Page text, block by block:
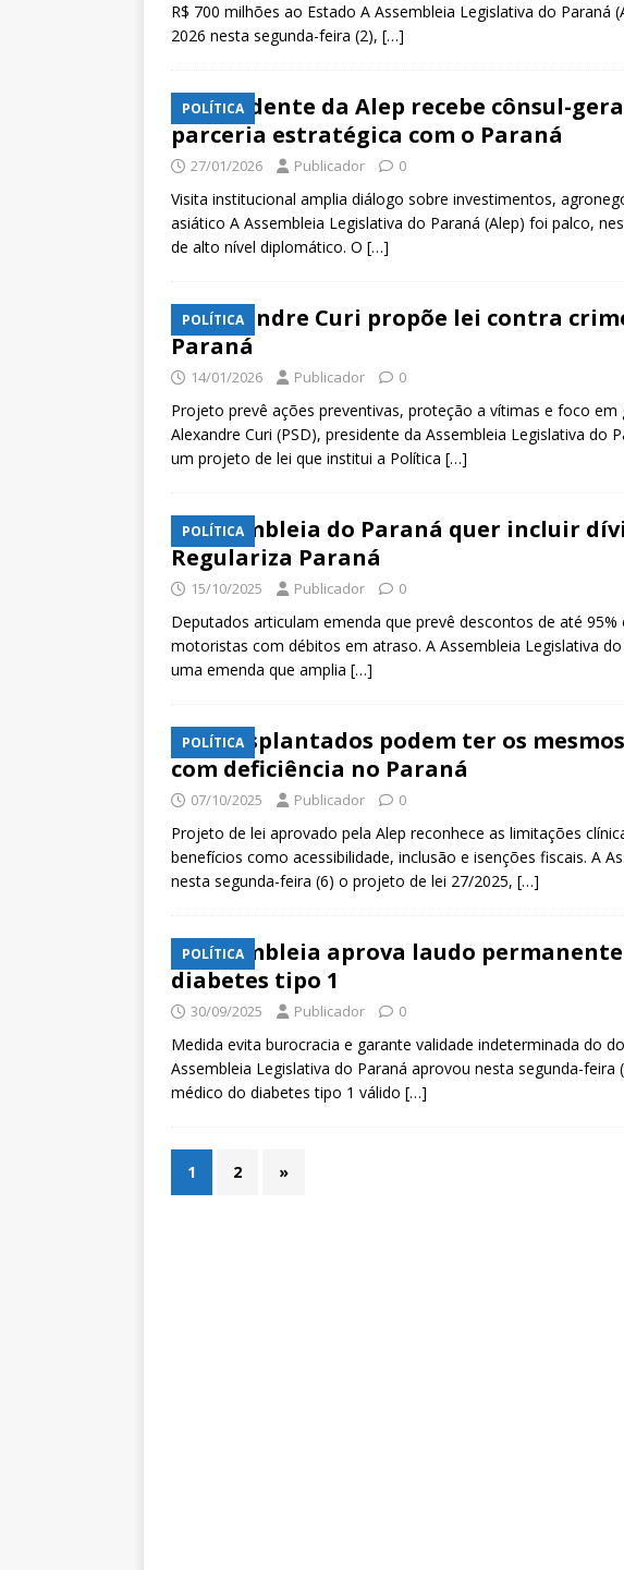
R$ 700 milhões ao Estado A Assembleia Legislativa do Paraná
2026 nesta segunda-feira (2), […]
POLÍTICA
Presidente da Alep recebe cônsul-
parceria estratégica com o Paraná
27/01/2026 Publicador 0
Visita institucional amplia diálogo sobre investimentos,
asiático A Assembleia Legislativa do Paraná (Alep) foi palco,
de alto nível diplomático. O […]
POLÍTICA
Alexandre Curi propõe lei contra
Paraná
14/01/2026 Publicador 0
Projeto prevê ações preventivas, proteção a vítimas e foco em
Alexandre Curi (PSD), presidente da Assembleia Legislativa do
um projeto de lei que institui a Política […]
POLÍTICA
Assembleia do Paraná quer incluir
Regulariza Paraná
15/10/2025 Publicador 0
Deputados articulam emenda que prevê descontos de até
motoristas com débitos em atraso. A Assembleia Legislativa
uma emenda que amplia […]
POLÍTICA
Transplantados podem ter os
com deficiência no Paraná
07/10/2025 Publicador 0
Projeto de lei aprovado pela Alep reconhece as limitações
benefícios como acessibilidade, inclusão e isenções fiscais. A
nesta segunda-feira (6) o projeto de lei 27/2025, […]
POLÍTICA
Assembleia aprova laudo
diabetes tipo 1
30/09/2025 Publicador 0
Medida evita burocracia e garante validade indeterminada do
Assembleia Legislativa do Paraná aprovou nesta segunda-
médico do diabetes tipo 1 válido […]
1 2 »